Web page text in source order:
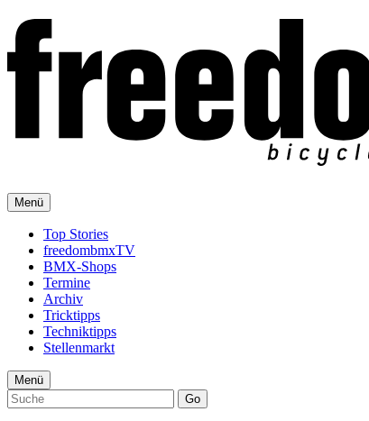
Menü
Top Stories
freedombmxTV
BMX-Shops
Termine
Archiv
Tricktipps
Techniktipps
Stellenmarkt
Menü
Go